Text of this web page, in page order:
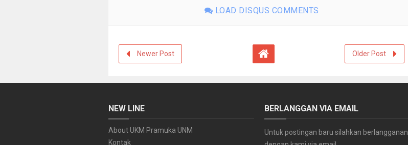
LOAD DISQUS COMMENTS
Newer Post Older Post
NEW LINE
About UKM Pramuka UNM
Kontak
BERLANGGAN VIA EMAIL
Untuk postingan baru silahkan berlangganan